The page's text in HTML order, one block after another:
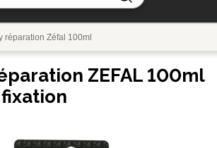
réparation Zéfal 100ml
ZEFAL 100ml